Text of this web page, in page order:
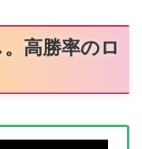
高勝率のロ